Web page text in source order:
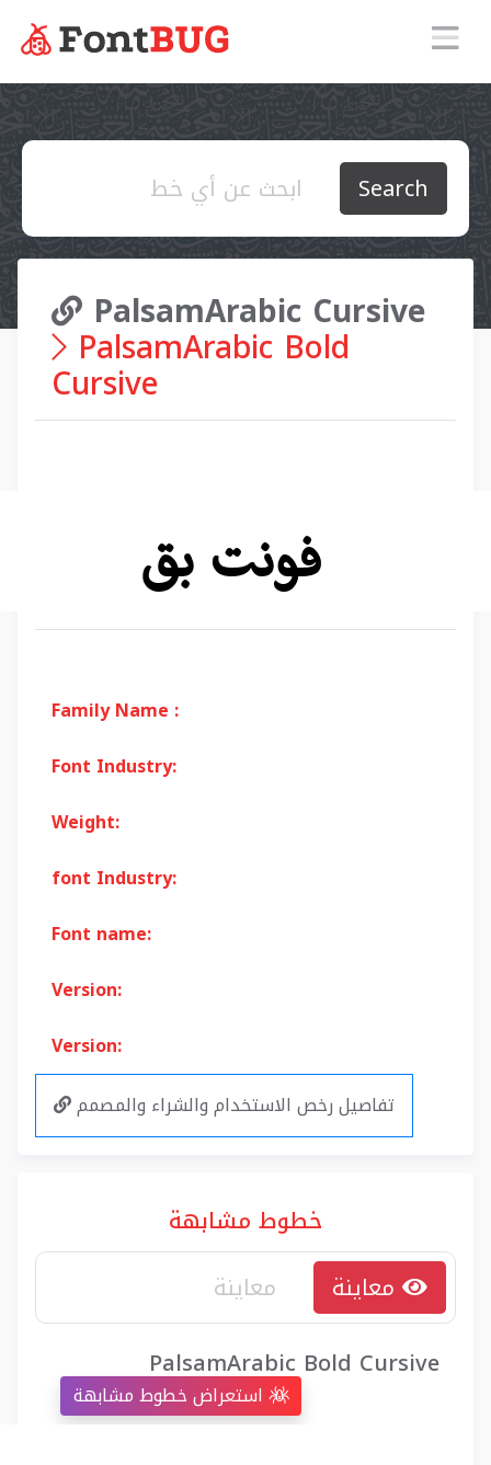
Search
PalsamArabic Cursive
PalsamArabic Bold
Cursive
Family Name :
Font Industry:
Weight:
font Industry:
Font name:
Version:
Version:
تفاصيل رخص الاستخدام والشراء والمصمم
خطوط مشابهة
PalsamArabic Bold Cursive